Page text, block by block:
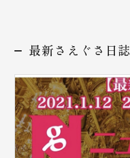
最新さえぐさ日誌